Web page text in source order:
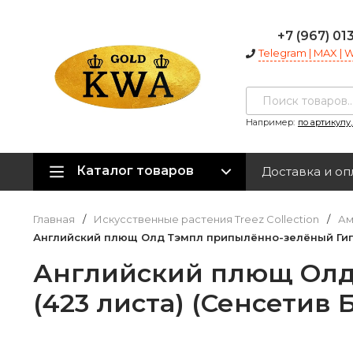
+7 (967)
Telegram | MAX |
Например: по
Каталог товаров Доставка и
Главная / Искусственные растения Treez Collection /
Английский плющ Олд Тэмпл припылённо-зелёный
Английский плющ Олд
(423 листа) (Сенсетив